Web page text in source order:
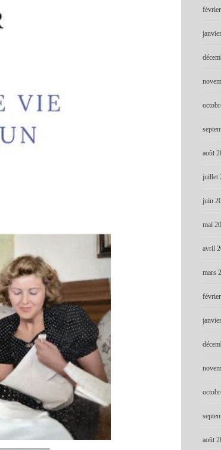
août
juillet
juin
mai
avril
mars
août